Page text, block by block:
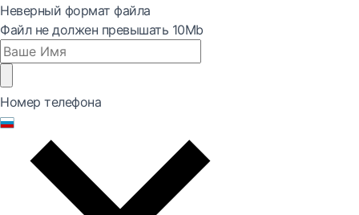
Неверный формат файла
Файл не должен превышать 10Mb
Номер телефона